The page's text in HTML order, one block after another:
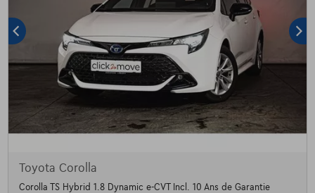
Toyota Corolla
Corolla TS Hybrid 1.8 Dynamic e-CVT Incl. 10 Ans de Garantie